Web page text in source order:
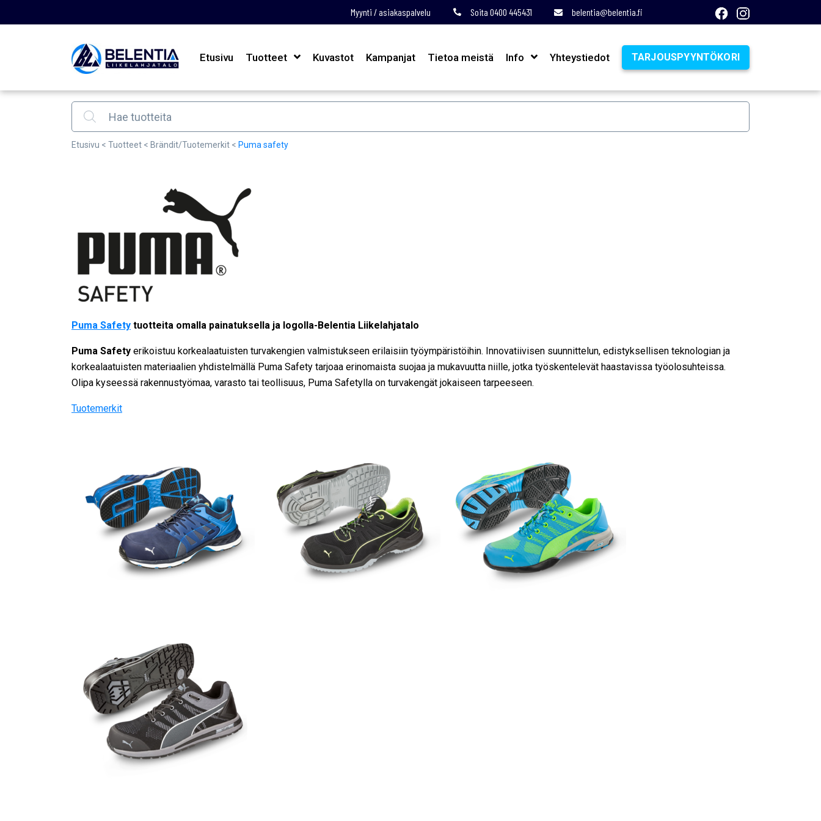
Myynti / asiakaspalvelu Soita 0400 445431 belentia@belentia.fi
Etusivu Tuotteet Kuvastot Kampanjat Tietoa meistä Info Yhteystiedot TARJOUSPYYNTÖKORI
Products search
Etusivu < Tuotteet < Brändit/Tuotemerkit < Puma safety
Puma Safety tuotteita omalla painatuksella ja logolla-Belentia Liikelahjatalo
Puma Safety erikoistuu korkealaatuisten turvakengien valmistukseen erilaisiin työympäristöihin. Innovatiivisen suunnittelun, edistyksellisen teknologian ja
korkealaatuisten materiaalien yhdistelmällä Puma Safety tarjoaa erinomaista suojaa ja mukavuutta niille, jotka työskentelevät haastavissa työolosuhteissa.
Olipa kyseessä rakennustyömaa, varasto tai teollisuus, Puma Safetylla on turvakengät jokaiseen tarpeeseen.
Tuotemerkit